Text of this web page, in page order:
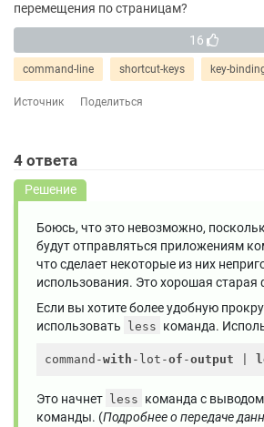
перемещения по страницам?
16
command-line shortcut-keys key-
Источник
Поделиться
4 ответа
Решение
Боюсь, что это невозможно,
будут отправляться приложениям
что сделает некоторые из них
использования. Это хорошая старая
Если вы хотите более удобную
использовать
less команда.
command-with -lot-of -output
Это начнет less команда с
команды. (Подробнее о передаче